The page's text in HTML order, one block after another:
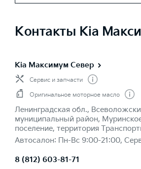
Контакты Kia
Kia Максимум Север
Сервис и запчасти
Оригинальное моторное масло
Ленинградская обл.,
муниципальный район,
поселение, территория
Автосалон: Пн-Вс 9:00-21:00,
8 (812) 603-81-71